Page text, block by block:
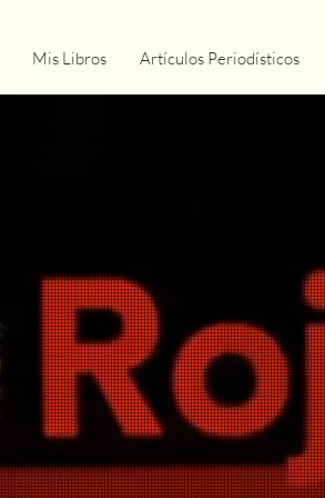
Mis Libros Artículos Periodísticos